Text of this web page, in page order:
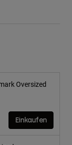
Oversized
Einkaufen